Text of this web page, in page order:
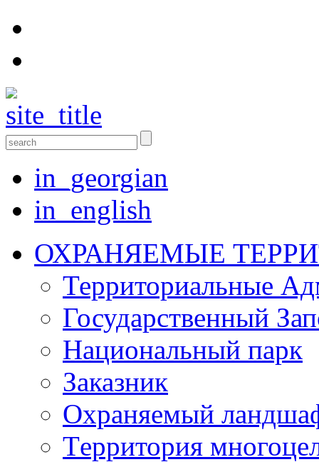
in_georgian
in_english
ОХРАНЯЕМЫЕ
Территориальные
Государственный
Национальный парк
Заказник
Oхраняемый
Tерритория